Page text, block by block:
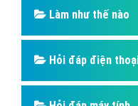
Làm như thế nào
Hỏi đáp điện